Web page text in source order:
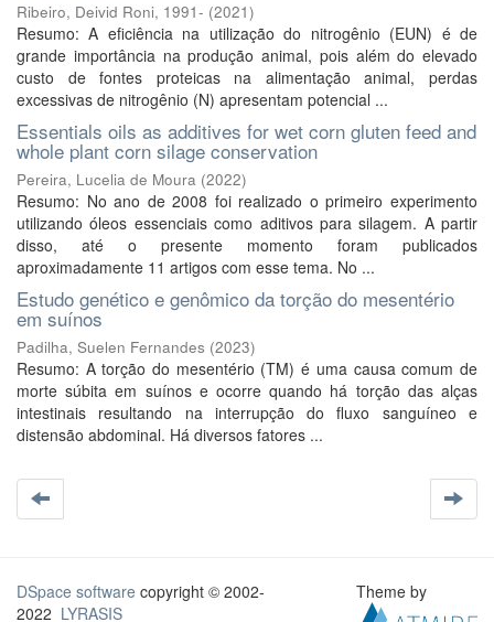
Ribeiro, Deivid Roni, 1991- (2021)
Resumo: A eficiência na utilização do nitrogênio (EUN) é de
grande importância na produção animal, pois além do elevado
custo de fontes proteicas na alimentação animal, perdas
excessivas de nitrogênio (N) apresentam potencial ...
Essentials oils as additives for wet corn gluten feed and
whole plant corn silage conservation
Pereira, Lucelia de Moura (2022)
Resumo: No ano de 2008 foi realizado o primeiro experimento
utilizando óleos essenciais como aditivos para silagem. A partir
disso, até o presente momento foram publicados
aproximadamente 11 artigos com esse tema. No ...
Estudo genético e genômico da torção do mesentério
em suínos
Padilha, Suelen Fernandes (2023)
Resumo: A torção do mesentério (TM) é uma causa comum de
morte súbita em suínos e ocorre quando há torção das alças
intestinais resultando na interrupção do fluxo sanguíneo e
distensão abdominal. Há diversos fatores ...
DSpace software copyright © 2002-
2022 LYRASIS
Theme by